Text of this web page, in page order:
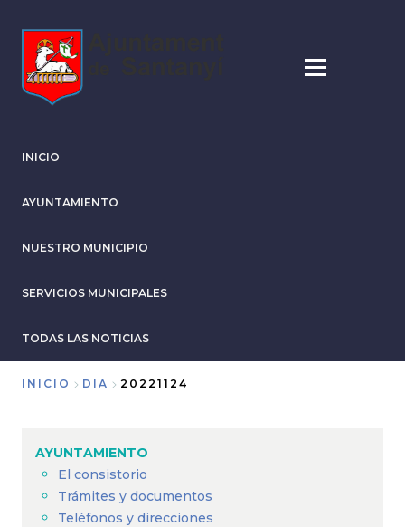
contenido
principal
INICIO
AYUNTAMIENTO
NUESTRO MUNICIPIO
SERVICIOS MUNICIPALES
TODAS LAS NOTICIAS
enlaces
de
ayuda
INICIO DIA 20221124
AYUNTAMIENTO
El consistorio
Trámites y documentos
Teléfonos y direcciones